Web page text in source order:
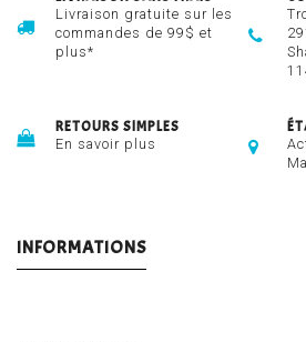
Livraison gratuite sur les
commandes de 99$ et
plus*
RETOURS SIMPLES
En savoir plus
INFORMATIONS